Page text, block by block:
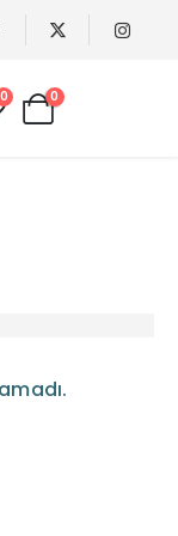
0 0